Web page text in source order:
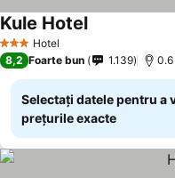
3 SteleHotel
Kule HotelVedeți
8,2 Foarte bun 1.139 0.6
Selectați datele pentru a
prețurile exacte